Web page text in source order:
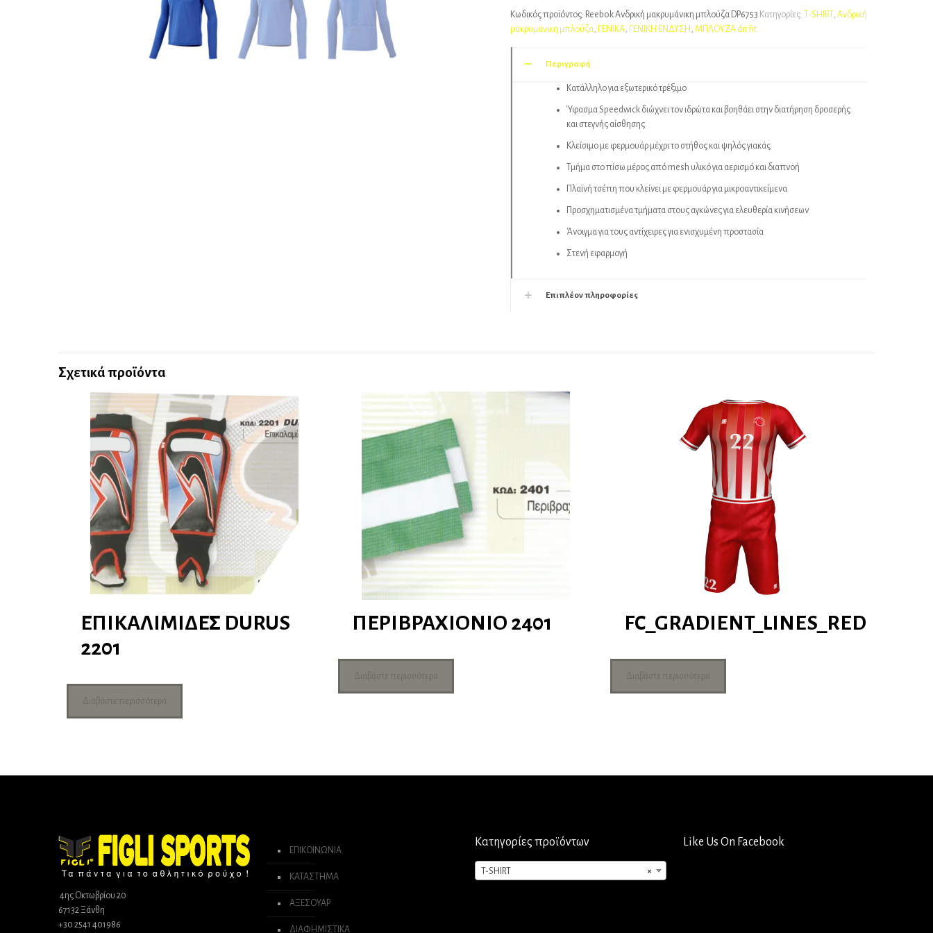
Κωδικός προϊόντος: Reebok Ανδρική μακρυμάνικη μπλούζα DP6753 Κατηγορίες: T-SHIRT ,Ανδρική
μακρυμάνικη μπλούζα, ΓΕΝΙΚΑ, ΓΕΝΙΚΗ ΕΝΔΥΣΗ ,ΜΠΛΟΥΖΑ dri fit
Περιγραφή
Κατάλληλο για εξωτερικό τρέξιμο
Ύφασμα Speedwick διώχνει τον ιδρώτα και βοηθάει στην διατήρηση δροσερής
και στεγνής αίσθησης
Κλείσιμο με φερμουάρ μέχρι το στήθος και ψηλός γιακάς
Τμήμα στο πίσω μέρος από mesh υλικό για αερισμό και διαπνοή
Πλαϊνή τσέπη που κλείνει με φερμουάρ για μικροαντικείμενα
Προσχηματισμένα τμήματα στους αγκώνες για ελευθερία κινήσεων
Άνοιγμα για τους αντίχειρες για ενισχυμένη προστασία
Στενή εφαρμογή
Επιπλέον πληροφορίες
Σχετικά προϊόντα
ΕΠΙΚΑΛΙΜΙΔΕΣ DURUS
2201
Διαβάστε περισσότερα
ΠΕΡΙΒΡΑΧΙΟΝΙΟ 2401
Διαβάστε περισσότερα
FC_GRADIENT_LINES_RED
Διαβάστε περισσότερα
4ης Οκτωβρίου 20
67132 Ξάνθη
+30 2541 401986
ΕΠΙΚΟΙΝΩΝΙΑ
ΚΑΤΑΣΤΗΜΑ
ΑΞΕΣΟΥΑΡ
ΔΙΑΦΗΜΙΣΤΙΚΑ
Κατηγορίες προϊόντων
×
T-SHIRT
Like Us On Facebook